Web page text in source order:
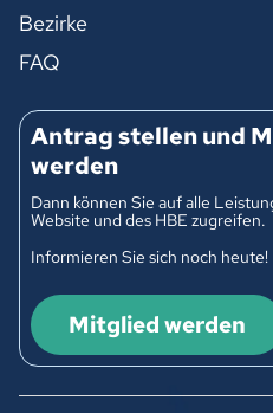
Bezirke
FAQ
Antrag stellen und
werden
Dann können Sie auf alle
Website und des HBE zugreifen.
Informieren Sie sich noch heute!
Mitglied werden